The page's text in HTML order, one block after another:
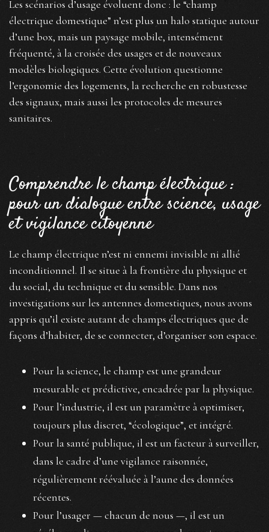
Les scénarios d’usage évoluent donc : le “champ
électrique domestique” n’est plus un halo statique autour
d’une box, mais un paysage mobile, intensément
fréquenté, à la croisée des usages et de nouveaux
modèles biologiques. Cette évolution questionne
l’ergonomie des logements, la recherche en robustesse
des signaux, mais aussi les protocoles de mesures
sanitaires.
Comprendre le champ électrique :
pour un dialogue entre science, usage
et vigilance citoyenne
Le champ électrique n’est ni ennemi invisible ni allié
inconditionnel. Il se situe à la frontière du physique et
du social, du technique et du sensible. Dans nos
investigations sur les antennes domestiques, nous avons
appris qu’il existe autant de champs électriques que de
façons d’habiter, de se connecter, d’organiser son espace.
Pour la science, le champ est une grandeur
mesurable et prédictive, encadrée par la physique.
Pour l’industrie, il est un paramètre à optimiser,
toujours plus discret, “écologique”, et intégré.
Pour la santé publique, il est un facteur à surveiller,
dans le cadre d’une vigilance raisonnée,
régulièrement réévaluée à l’aune des données
récentes.
Pour l’usager — chacun de nous —, il est un